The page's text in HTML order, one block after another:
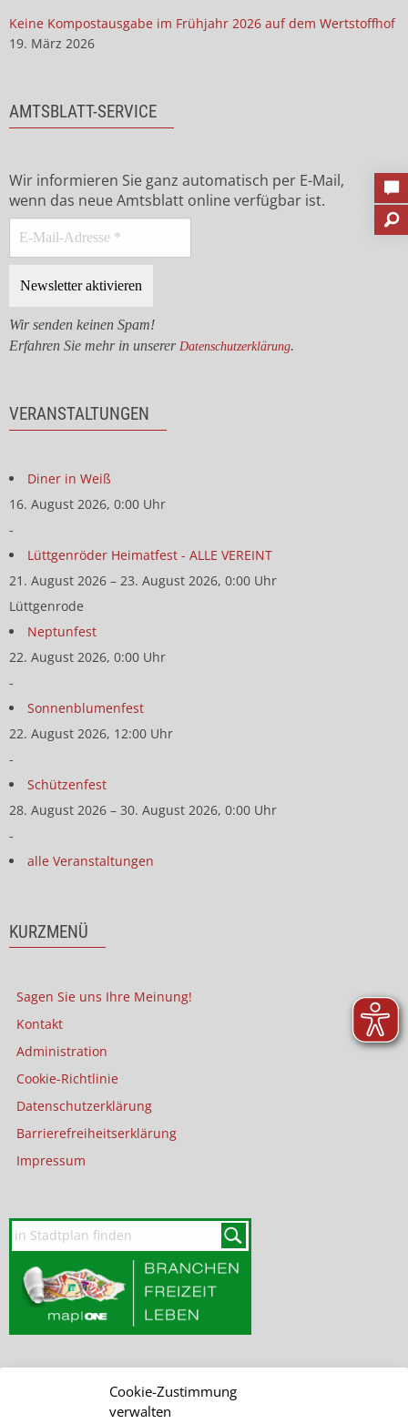
Cookie-Zustimmung
verwalten
Keine Kompostausgabe im Frühjahr 2026 auf dem Wertstoffhof
19. März 2026
AMTSBLATT-SERVICE
Wir informieren Sie ganz automatisch per E-Mail,
wenn das neue Amtsblatt online verfügbar ist.
Wir senden keinen Spam!
Erfahren Sie mehr in unserer Datenschutzerklärung.
VERANSTALTUNGEN
Diner in Weiß
16. August 2026, 0:00 Uhr
-
Lüttgenröder Heimatfest - ALLE VEREINT
21. August 2026 – 23. August 2026, 0:00 Uhr
Lüttgenrode
Neptunfest
22. August 2026, 0:00 Uhr
-
Sonnenblumenfest
22. August 2026, 12:00 Uhr
-
Schützenfest
28. August 2026 – 30. August 2026, 0:00 Uhr
-
alle Veranstaltungen
KURZMENÜ
Sagen Sie uns Ihre Meinung!
Kontakt
Administration
Cookie-Richtlinie
Datenschutzerklärung
Barrierefreiheitserklärung
Impressum
SEITE DURCHSUCHEN